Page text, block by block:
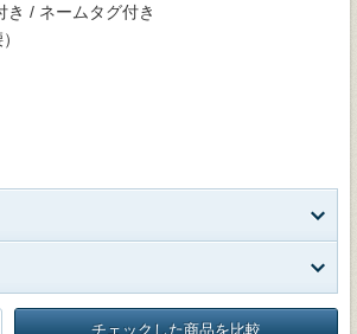
き / ネームタグ付き
チェックした商品を比較